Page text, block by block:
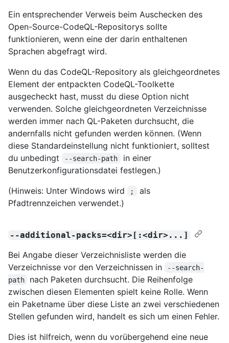
Ein entsprechender Verweis beim Auschecken des
Open-Source-CodeQL-Repositorys sollte
funktionieren, wenn eine der darin enthaltenen
Sprachen abgefragt wird.
Wenn du das CodeQL-Repository als gleichgeordnetes
Element der entpackten CodeQL-Toolkette
ausgecheckt hast, musst du diese Option nicht
verwenden. Solche gleichgeordneten Verzeichnisse
werden immer nach QL-Paketen durchsucht, die
andernfalls nicht gefunden werden können. (Wenn
diese Standardeinstellung nicht funktioniert, solltest
du unbedingt
--search-path
in einer
Benutzerkonfigurationsdatei festlegen.)
(Hinweis: Unter Windows wird
;
als
Pfadtrennzeichen verwendet.)
--additional-packs=<dir>[:<dir>...]
Bei Angabe dieser Verzeichnisliste werden die
Verzeichnisse vor den Verzeichnissen in
--search-
path
nach Paketen durchsucht. Die Reihenfolge
zwischen diesen Elementen spielt keine Rolle. Wenn
ein Paketname über diese Liste an zwei verschiedenen
Stellen gefunden wird, handelt es sich um einen Fehler.
Dies ist hilfreich, wenn du vorübergehend eine neue